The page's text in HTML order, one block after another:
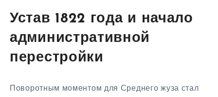
Устав 1822 года и начало
административной
перестройки
Поворотным моментом для Среднего жуза стал